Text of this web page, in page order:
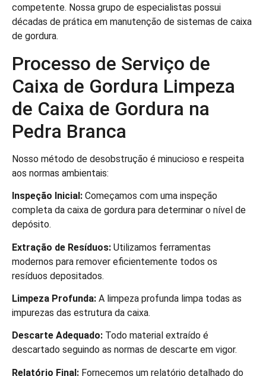
competente. Nossa grupo de especialistas possui
décadas de prática em manutenção de sistemas de caixa
de gordura.
Processo de Serviço de
Caixa de Gordura Limpeza
de Caixa de Gordura na
Pedra Branca
Nosso método de desobstrução é minucioso e respeita
aos normas ambientais:
Inspeção Inicial: Começamos com uma inspeção
completa da caixa de gordura para determinar o nível de
depósito.
Extração de Resíduos: Utilizamos ferramentas
modernos para remover eficientemente todos os
resíduos depositados.
Limpeza Profunda: A limpeza profunda limpa todas as
impurezas das estrutura da caixa.
Descarte Adequado: Todo material extraído é
descartado seguindo as normas de descarte em vigor.
Relatório Final: Fornecemos um relatório detalhado do